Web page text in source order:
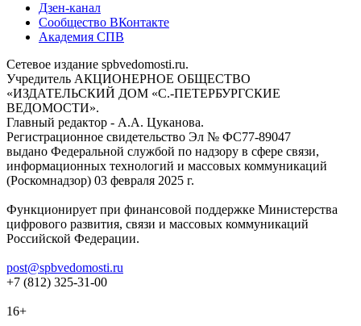
Дзен-канал
Сообщество ВКонтакте
Академия СПВ
Сетевое издание spbvedomosti.ru.
Учредитель АКЦИОНЕРНОЕ ОБЩЕСТВО
«ИЗДАТЕЛЬСКИЙ ДОМ «С.-ПЕТЕРБУРГСКИЕ
ВЕДОМОСТИ».
Главный редактор - А.А. Цуканова.
Регистрационное свидетельство Эл № ФС77-89047
выдано Федеральной службой по надзору в сфере связи,
информационных технологий и массовых коммуникаций
(Роскомнадзор) 03 февраля 2025 г.
Функционирует при финансовой поддержке Министерства
цифрового развития, связи и массовых коммуникаций
Российской Федерации.
post@spbvedomosti.ru
+7 (812) 325-31-00
16+